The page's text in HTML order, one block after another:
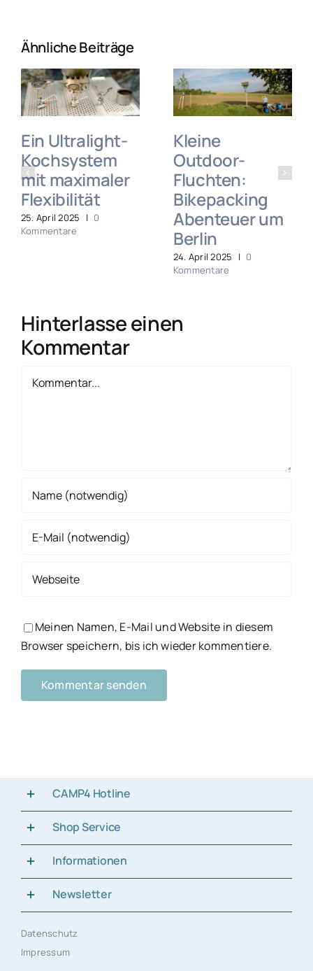
Ähnliche Beiträge
Ein Ultralight-
Kochsystem
mit maximaler
Flexibilität
25. April 2025 | 0
Kommentare
Kleine
Outdoor-
Fluchten:
Bikepacking
Abenteuer um
Berlin
24. April 2025 | 0
Kommentare
Hinterlasse einen
Kommentar
Meinen Namen, E-Mail und Website in diesem
Browser speichern, bis ich wieder kommentiere.
CAMP4 Hotline
Shop Service
Informationen
Newsletter
Datenschutz
Impressum